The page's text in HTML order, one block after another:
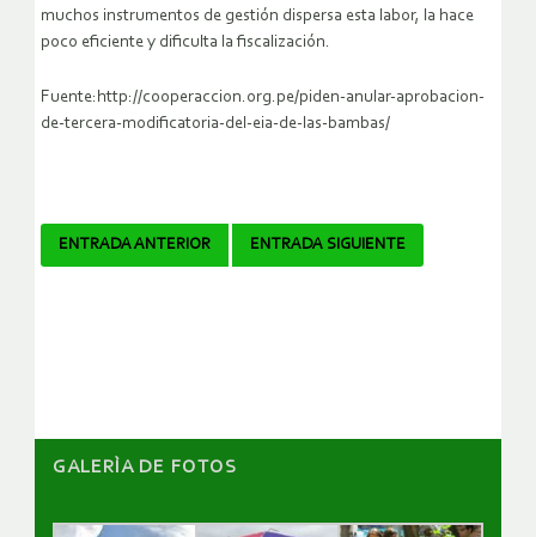
muchos instrumentos de gestión dispersa esta labor, la hace
poco eficiente y dificulta la fiscalización.
Fuente:http://cooperaccion.org.pe/piden-anular-aprobacion-
de-tercera-modificatoria-del-eia-de-las-bambas/
Navegador
ENTRADA ANTERIOR ENTRADA SIGUIENTE
GALERÌA DE FOTOS